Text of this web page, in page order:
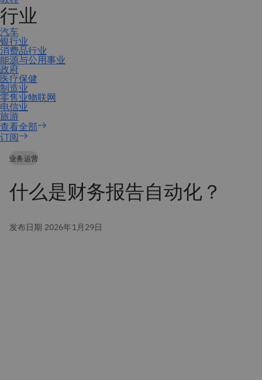
订阅
业务运营
什么是财务报告自动化？
发布日期 2026年1月29日